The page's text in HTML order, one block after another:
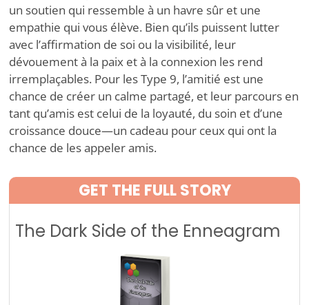
un soutien qui ressemble à un havre sûr et une
empathie qui vous élève. Bien qu’ils puissent lutter
avec l’affirmation de soi ou la visibilité, leur
dévouement à la paix et à la connexion les rend
irremplaçables. Pour les Type 9, l’amitié est une
chance de créer un calme partagé, et leur parcours en
tant qu’amis est celui de la loyauté, du soin et d’une
croissance douce—un cadeau pour ceux qui ont la
chance de les appeler amis.
GET THE FULL STORY
The Dark Side of the Enneagram